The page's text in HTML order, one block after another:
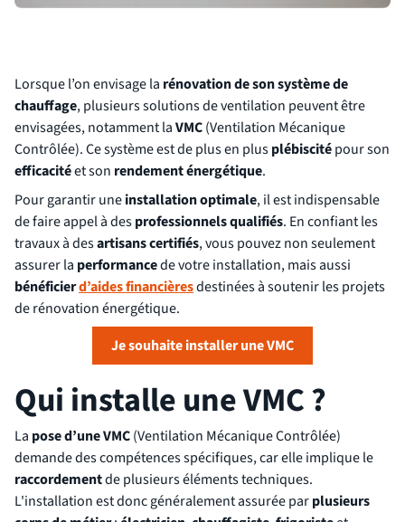
Lorsque l’on envisage la rénovation de son système de
chauffage, plusieurs solutions de ventilation peuvent être
envisagées, notamment laVMC(Ventilation Mécanique
Contrôlée). Ce système est de plus en plusplébiscitépour son
efficacitéet son rendement énergétique.
Pour garantir uneinstallation optimale, il est indispensable
de faire appel à desprofessionnels qualifiés. En confiant les
travaux à desartisans certifiés, vous pouvez non seulement
assurer la performancede votre installation, mais aussi
bénéficierd’aides financièresdestinées à soutenir les projets
de rénovation énergétique.
Je souhaite installer une VMC
Qui installe une VMC ?
La pose d’une VMC(Ventilation Mécanique Contrôlée)
demande des compétences spécifiques, car elle implique le
raccordementde plusieurs éléments techniques.
L'installation est donc généralement assurée parplusieurs